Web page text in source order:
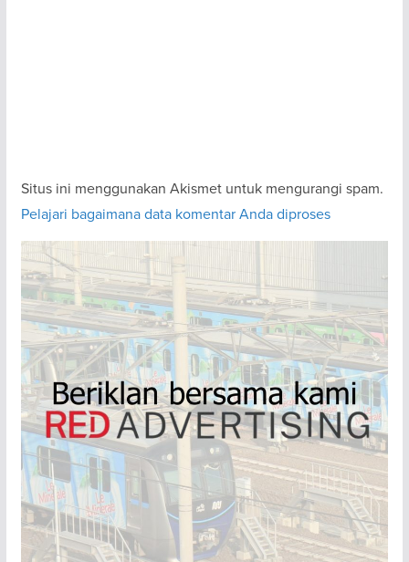
Situs ini menggunakan Akismet untuk mengurangi spam.
Pelajari bagaimana data komentar Anda diproses